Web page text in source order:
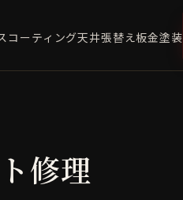
コーティング天井張替え板金塗装
修理